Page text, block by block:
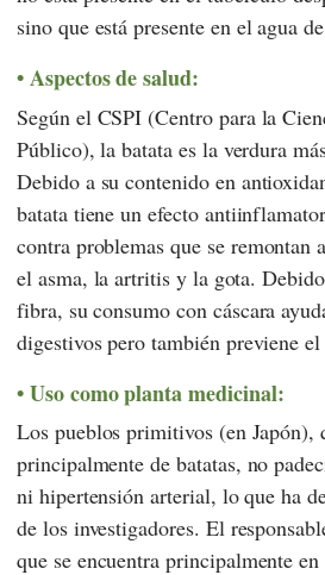
sino que está presente en el agua
Aspectos de salud:
Según el CSPI (Centro para la
Público), la batata es la verdura
Debido a su contenido en
batata tiene un efecto
contra problemas que se
el asma, la artritis y la gota.
fibra, su consumo con cáscara
digestivos pero también previene
Uso como planta medicinal:
Los pueblos primitivos (en Japón),
principalmente de batatas, no
ni hipertensión arterial, lo que ha
de los investigadores. El
que se encuentra principalmente